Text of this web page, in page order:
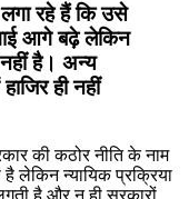
रहे हैं कि उसे
आगे बढ़े लेकिन
है। अन्य
ही नहीं
की कठोर नीति के नाम
है लेकिन न्यायिक प्रक्रिया
है और न ही सरकारों